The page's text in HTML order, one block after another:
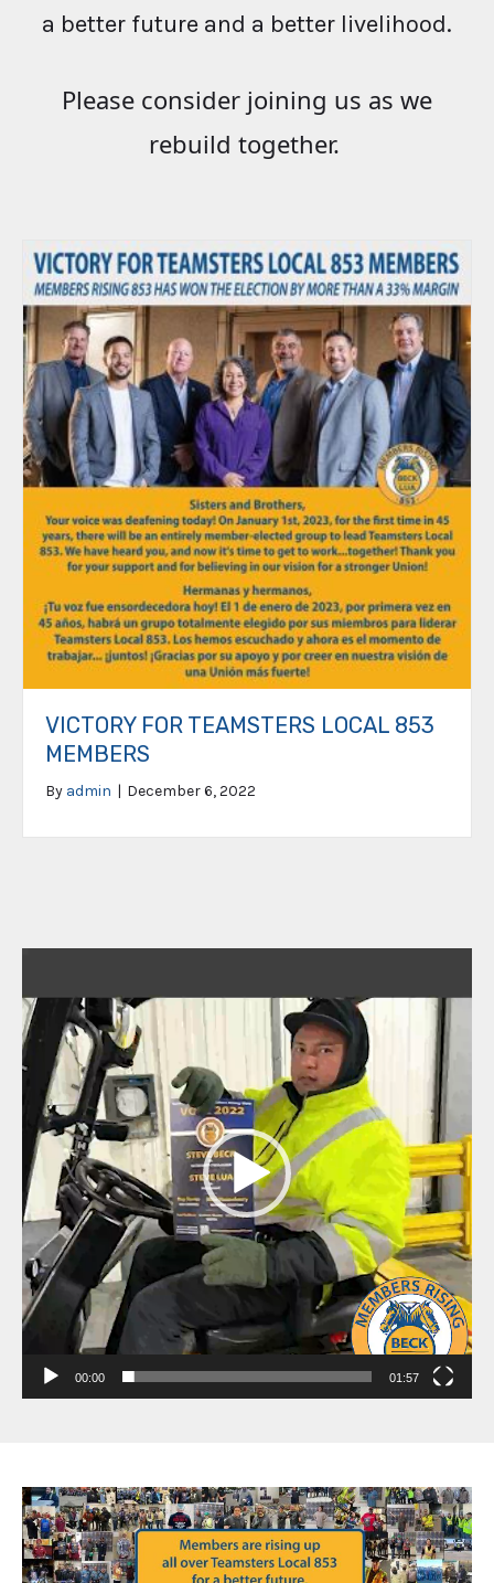
a better future and a better livelihood.
Please consider joining us as we
rebuild together.
VICTORY FOR TEAMSTERS LOCAL 853
MEMBERS
By admin | December 6, 2022
Player
00:00 01:57